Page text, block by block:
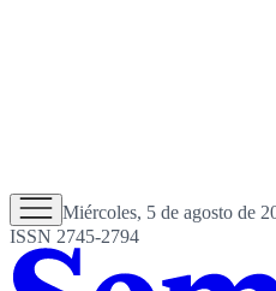
Miércoles, 5 de agosto de
ISSN 2745-2794